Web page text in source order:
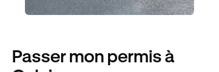
Passer mon permis à